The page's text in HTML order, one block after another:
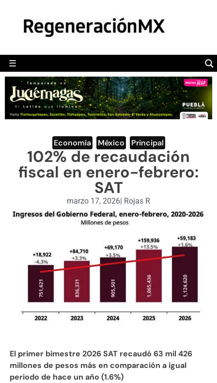
☰
POLÍTICA
CAMALEÓN
OPINIÓN
DEPORTES
ENGLISH SECTION
VIDEOS
Economía México Principal
102% de recaudación
fiscal en enero-febrero:
SAT
marzo 17, 2026| Rojas R
El primer bimestre 2026 SAT recaudó 63 mil 426
millones de pesos más en comparación a igual
periodo de hace un año (1.6%)